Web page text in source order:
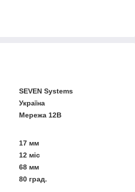
SEVEN Systems
Україна
Мережа 12В
17 мм
12 міс
68 мм
80 град.